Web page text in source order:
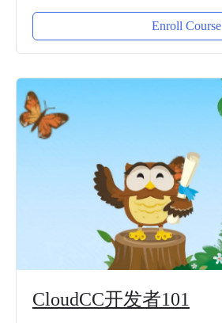
Enroll Course
CloudCC开发者101